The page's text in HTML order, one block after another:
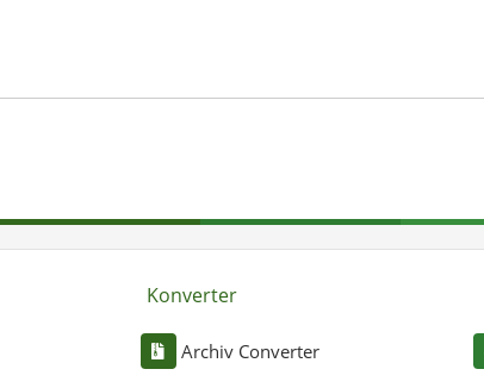
Konverter
Archiv Converter